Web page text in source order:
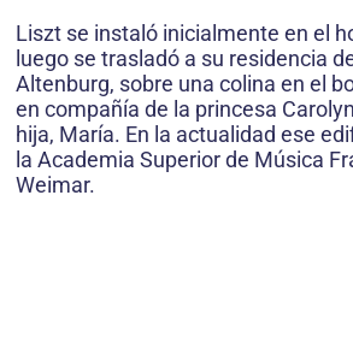
Liszt se instaló inicialmente en el
luego se trasladó a su residencia
Altenburg, sobre una colina en el
en compañía de la princesa
hija, María. En la actualidad ese
la Academia Superior de Música
Weimar.